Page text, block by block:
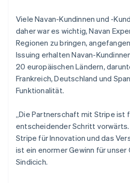
Viele Navan-Kundinnen und -
daher war es wichtig, Navan
Regionen zu bringen,
Issuing erhalten Navan-
20 europäischen Ländern,
Frankreich, Deutschland und
Funktionalität.
„Die Partnerschaft mit Stripe ist
entscheidender Schritt
Stripe für Innovation und das
ist ein enormer Gewinn für unser
Sindicich.